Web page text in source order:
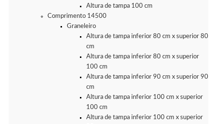
Altura de tampa 100 cm
Comprimento 14500
Graneleiro
Altura de tampa inferior 80 cm x superior 80
cm
Altura de tampa inferior 80 cm x superior
100 cm
Altura de tampa inferior 90 cm x superior 90
cm
Altura de tampa inferior 100 cm x superior
100 cm
Altura de tampa inferior 100 cm x superior